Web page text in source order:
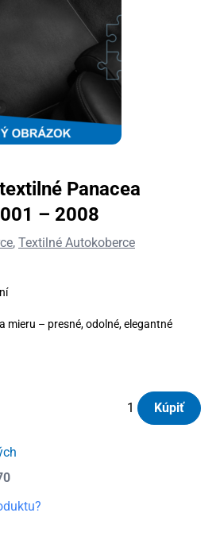
Panacea
– 2008
, Textilné Autokoberce
mieru – presné, odolné, elegantné
Kúpiť